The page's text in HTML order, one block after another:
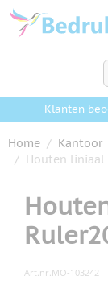
Ga naar de inhoud
Klanten
Home / Kantoor
/ Houten liniaal
Art.nr. MO-103242